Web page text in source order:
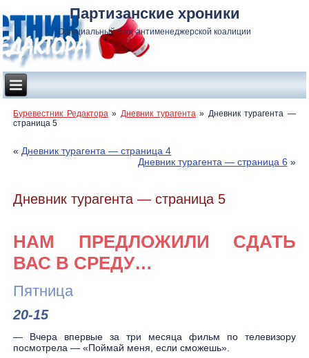
Партизанские хроники
Официальный блог антименеджерской коалиции
Буревестник Редактора» Дневник турагента » Дневник турагента —
страница 5
« Дневник турагента — страница 4
Дневник турагента — страница 6 »
Дневник турагента — страница 5
НАМ ПРЕДЛОЖИЛИ СДАТЬ
ВАС В СРЕДУ…
Пятница
20-15
— Вчера впервые за три месяца фильм по телевизору
посмотрела — «Поймай меня, если сможешь».